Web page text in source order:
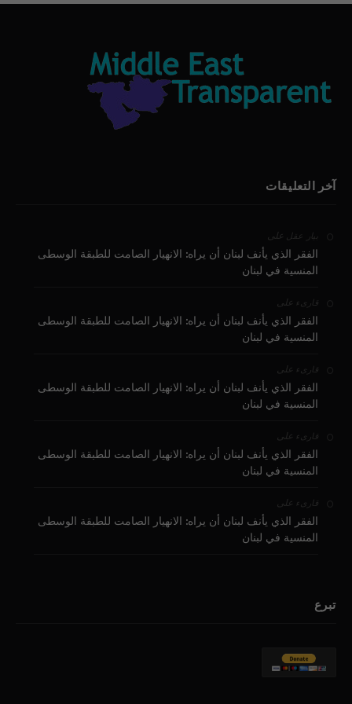
آخر التعليقات
بيار عقل على
الفقر الذي يأنف لبنان أن يراه: الانهيار الصامت للطبقة الوسطى
المنسية في لبنان
قارىء على
الفقر الذي يأنف لبنان أن يراه: الانهيار الصامت للطبقة الوسطى
المنسية في لبنان
قارىء على
الفقر الذي يأنف لبنان أن يراه: الانهيار الصامت للطبقة الوسطى
المنسية في لبنان
قارىء على
الفقر الذي يأنف لبنان أن يراه: الانهيار الصامت للطبقة الوسطى
المنسية في لبنان
قارىء على
الفقر الذي يأنف لبنان أن يراه: الانهيار الصامت للطبقة الوسطى
المنسية في لبنان
تبرع